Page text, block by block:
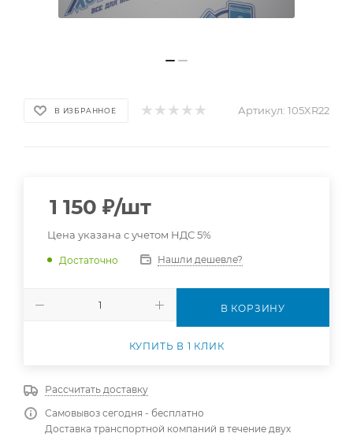
В ИЗБРАННОЕ Артикул: 105XR22
1 150 ₽/шт
Цена указана с учетом НДС 5%
Достаточно Нашли дешевле?
В КОРЗИНУ
КУПИТЬ В 1 КЛИК
Рассчитать доставку
Самовывоз сегодня - бесплатно
Доставка транспортной компаний в течение двух